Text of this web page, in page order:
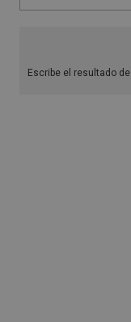
Escribe el resultado de: